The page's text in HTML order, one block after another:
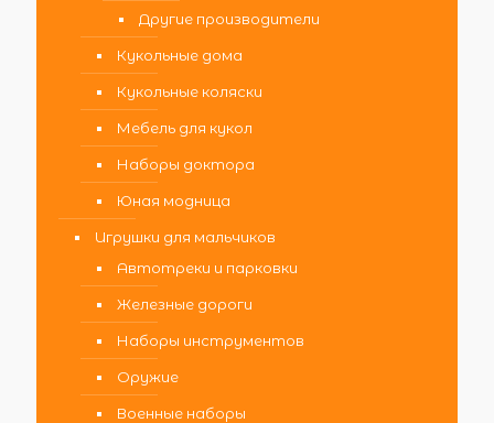
Другие производители
Кукольные дома
Кукольные коляски
Мебель для кукол
Наборы доктора
Юная модница
Игрушки для мальчиков
Автотреки и парковки
Железные дороги
Наборы инструментов
Оружие
Военные наборы